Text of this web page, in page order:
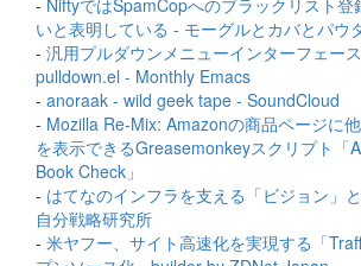
- NiftyではSpamCopへのブラックリスト登
いと表明している - モーグルとカバとパウ
- 汎用プルダウンメニューインターフェー
pulldown.el - Monthly Emacs
- anoraak - wild geek tape - SoundCloud
- Mozilla Re-Mix: Amazonの商品ページに
を表示できるGreasemonkeyスクリプト「
Book Check」
- はてなのインフラを支える「ビジョン」
自分戦略研究所
- 米ヤフー、サイト高速化を実現する「